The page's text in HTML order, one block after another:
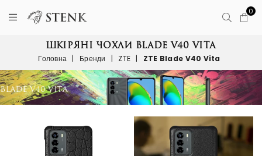
0
ШКІРЯНІ ЧОХЛИ BLADE V40 VITA
Головна | Бренди | ZTE | ZTE Blade V40 Vita